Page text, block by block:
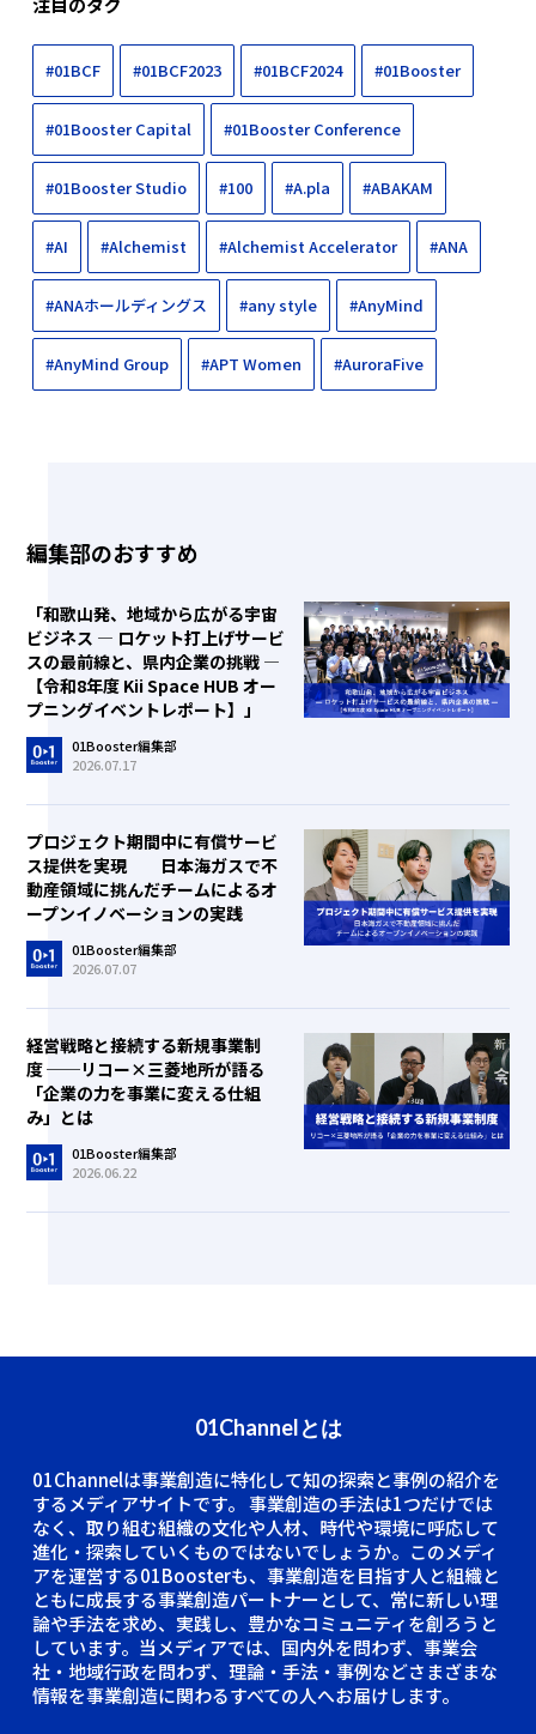
#01BCF #01BCF2023 #01BCF2024 #01Booster
#01Booster Capital #01Booster Conference
#01Booster Studio #100 #A.pla #ABAKAM
#AI #Alchemist #Alchemist Accelerator #ANA
#ANAホールディングス #any style #AnyMind
#AnyMind Group #APT Women #AuroraFive
編集部のおすすめ
「和歌山発、地域から広がる宇宙
ビジネス ― ロケット打上げサービ
スの最前線と、県内企業の挑戦 ―
【令和8年度 Kii Space HUB オー
プニングイベントレポート】」
01Booster編集部
2026.07.17
プロジェクト期間中に有償サービ
ス提供を実現 日本海ガスで不
動産領域に挑んだチームによるオ
ープンイノベーションの実践
01Booster編集部
2026.07.07
経営戦略と接続する新規事業制
度 ──リコー×三菱地所が語る
「企業の力を事業に変える仕組
み」とは
01Booster編集部
2026.06.22
01Channelとは
01Channelは事業創造に特化して知の探索と事例の紹介を
するメディアサイトです。 事業創造の手法は1つだけでは
なく、取り組む組織の文化や人材、時代や環境に呼応して
進化・探索していくものではないでしょうか。このメディ
アを運営する01Boosterも、事業創造を目指す人と組織と
ともに成長する事業創造パートナーとして、常に新しい理
論や手法を求め、実践し、豊かなコミュニティを創ろうと
しています。当メディアでは、国内外を問わず、事業会
社・地域行政を問わず、理論・手法・事例などさまざまな
情報を事業創造に関わるすべての人へお届けします。